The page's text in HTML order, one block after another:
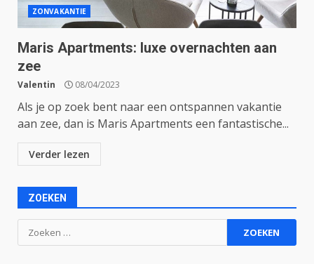
ZONVAKANTIE
Maris Apartments: luxe overnachten aan
zee
Valentin 08/04/2023
Als je op zoek bent naar een ontspannen vakantie
aan zee, dan is Maris Apartments een fantastische...
Verder lezen
ZOEKEN
Zoeken
naar: